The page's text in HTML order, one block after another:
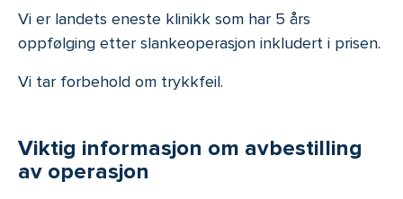
Vi er landets eneste klinikk som har 5 års
oppfølging etter slankeoperasjon inkludert i prisen.
Vi tar forbehold om trykkfeil.
Viktig informasjon om avbestilling
av operasjon